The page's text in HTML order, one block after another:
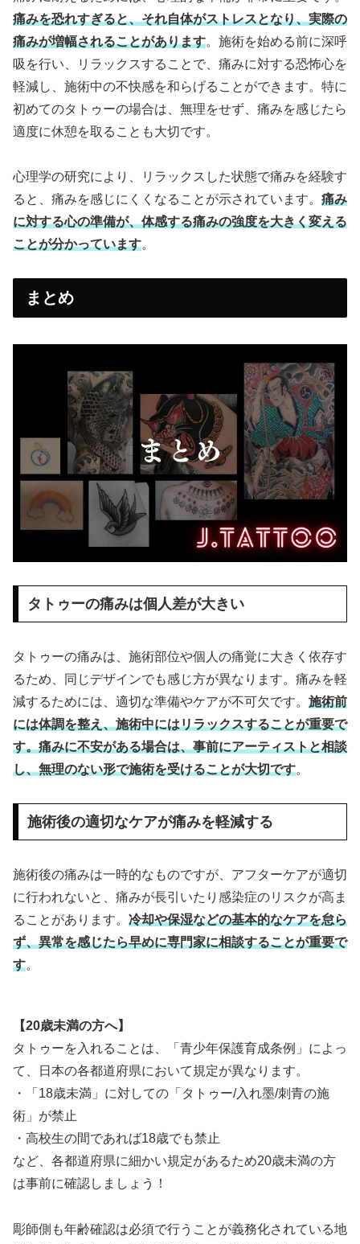
痛みを恐れすぎると、それ自体がストレスとなり、実際の
痛みが増幅されることがあります。施術を始める前に深呼
吸を行い、リラックスすることで、痛みに対する恐怖心を
軽減し、施術中の不快感を和らげることができます。特に
初めてのタトゥーの場合は、無理をせず、痛みを感じたら
適度に休憩を取ることも大切です。
心理学の研究により、リラックスした状態で痛みを経験す
ると、痛みを感じにくくなることが示されています。 痛み
に対する心の準備が、体感する痛みの強度を大きく変える
ことが分かっています。
まとめ
タトゥーの痛みは個人差が大きい
タトゥーの痛みは、施術部位や個人の痛覚に大きく依存す
るため、同じデザインでも感じ方が異なります。痛みを軽
減するためには、適切な準備やケアが不可欠です。 施術前
には体調を整え、施術中にはリラックスすることが重要で
す。痛みに不安がある場合は、事前にアーティストと相談
し、無理のない形で施術を受けることが大切です。
施術後の適切なケアが痛みを軽減する
施術後の痛みは一時的なものですが、アフターケアが適切
に行われないと、痛みが長引いたり感染症のリスクが高ま
ることがあります。 冷却や保湿などの基本的なケアを怠ら
ず、異常を感じたら早めに専門家に相談することが重要で
す。
【20歳未満の方へ】
タトゥーを入れることは、「青少年保護育成条例」によっ
て、日本の各都道府県において規定が異なります。
・「18歳未満」に対しての「タトゥー/入れ墨/刺青の施
術」が禁止
・高校生の間であれば18歳でも禁止
など、各都道府県に細かい規定があるため20歳未満の方
は事前に確認しましょう！
彫師側も年齢確認は必須で行うことが義務化されている地